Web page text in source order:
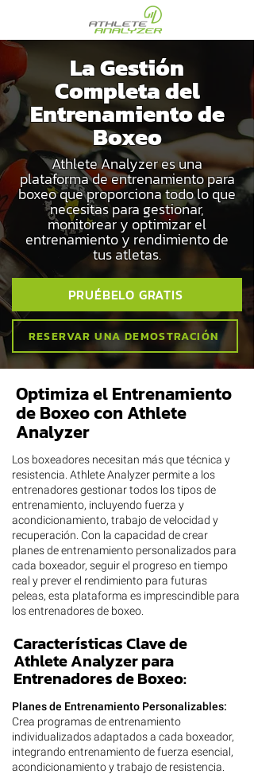
La Gestión
Completa del
Entrenamiento de
Boxeo
Athlete Analyzer es una
plataforma de entrenamiento para
boxeo que proporciona todo lo que
necesitas para gestionar,
monitorear y optimizar el
entrenamiento y rendimiento de
tus atletas.
PRUÉBELO GRATIS
RESERVAR UNA DEMOSTRACIÓN
Optimiza el Entrenamiento
de Boxeo con Athlete
Analyzer
Los boxeadores necesitan más que técnica y
resistencia. Athlete Analyzer permite a los
entrenadores gestionar todos los tipos de
entrenamiento, incluyendo fuerza y
acondicionamiento, trabajo de velocidad y
recuperación. Con la capacidad de crear
planes de entrenamiento personalizados para
cada boxeador, seguir el progreso en tiempo
real y prever el rendimiento para futuras
peleas, esta plataforma es imprescindible para
los entrenadores de boxeo.
Características Clave de
Athlete Analyzer para
Entrenadores de Boxeo:
​​Planes de Entrenamiento Personalizables:
Crea programas de entrenamiento
individualizados adaptados a cada boxeador,
integrando entrenamiento de fuerza esencial,
acondicionamiento y trabajo de resistencia.